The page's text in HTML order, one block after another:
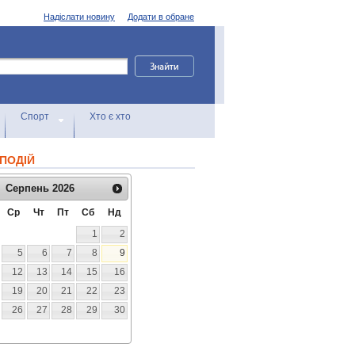
Додати в обране
Надіслати новину
Спорт Хто є хто
Серпень 2026
Ср Чт Пт Сб
Нд
1
2
5 6 7 8
9
12 13 14 15
16
19 20 21 22
23
26 27 28 29
30